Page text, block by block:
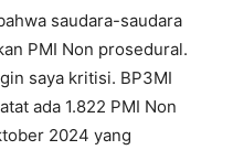
saudara-saudara
PMI Non prosedural.
saya kritisi. BP3MI
ada 1.822 PMI Non
2024 yang